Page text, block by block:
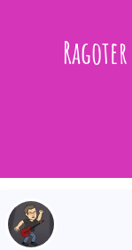
Ragoter